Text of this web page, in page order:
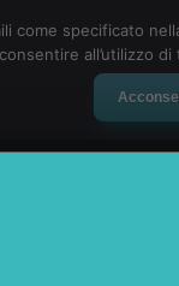
Social
dagli
come specificato
all’utilizzo